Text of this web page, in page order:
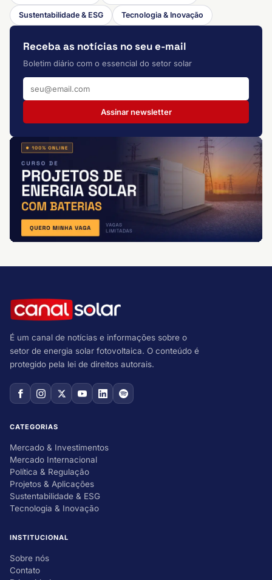
Sustentabilidade & ESG Tecnologia & Inovação
Receba as notícias no seu e-mail
Boletim diário com o essencial do setor solar
Assinar newsletter
É um canal de notícias e informações sobre o
setor de energia solar fotovoltaica. O conteúdo é
protegido pela lei de direitos autorais.
CATEGORIAS
Mercado & Investimentos
Mercado Internacional
Política & Regulação
Projetos & Aplicações
Sustentabilidade & ESG
Tecnologia & Inovação
INSTITUCIONAL
Sobre nós
Contato